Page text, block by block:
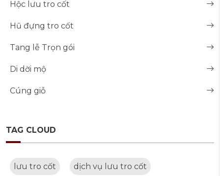
Hộc lưu tro cốt
Hũ đựng tro cốt
Tang lễ Trọn gói
Di dời mộ
Cúng giỗ
TAG CLOUD
lưu tro cốt dịch vụ lưu tro cốt